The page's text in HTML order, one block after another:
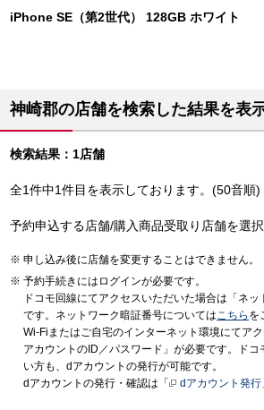
iPhone SE（第2世代） 128GB ホワイト
神崎郡の店舗を検索した結果を表
検索結果：1店舗
全1件中1件目を表示しております。(50音順)
予約申込する店舗/購入商品受取り店舗を選択
申し込み後に店舗を変更することはできません。
予約手続きにはログインが必要です。
ドコモ回線にてアクセスいただいた場合は「ネ
です。ネットワーク暗証番号についてはこちら を
Wi-Fiまたはご自宅のインターネット環境にてア
アカウントのID／パスワード」が必要です。ド
い方も、dアカウントの発行が可能です。
dアカウントの発行・確認は「
dアカウント発行